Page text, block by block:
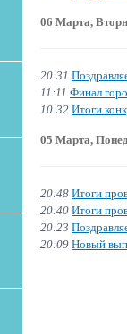
06 Марта,
20:31
11:11 Финал
10:32 Итоги
05 Марта,
20:48 Итоги
20:40 Итоги
20:23
20:09 Новый